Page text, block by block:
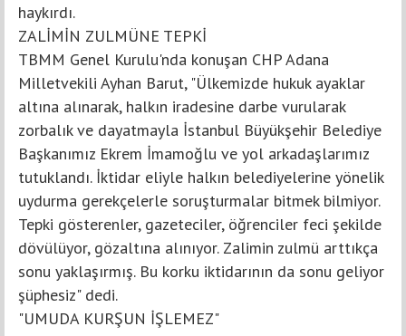
haykırdı.
ZALİMİN ZULMÜNE TEPKİ
TBMM Genel Kurulu'nda konuşan CHP Adana
Milletvekili Ayhan Barut, "Ülkemizde hukuk ayaklar
altına alınarak, halkın iradesine darbe vurularak
zorbalık ve dayatmayla İstanbul Büyükşehir Belediye
Başkanımız Ekrem İmamoğlu ve yol arkadaşlarımız
tutuklandı. İktidar eliyle halkın belediyelerine yönelik
uydurma gerekçelerle soruşturmalar bitmek bilmiyor.
Tepki gösterenler, gazeteciler, öğrenciler feci şekilde
dövülüyor, gözaltına alınıyor. Zalimin zulmü arttıkça
sonu yaklaşırmış. Bu korku iktidarının da sonu geliyor
şüphesiz" dedi.
"UMUDA KURŞUN İŞLEMEZ"